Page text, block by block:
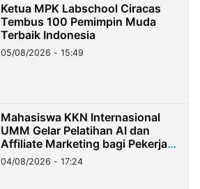
Ketua MPK Labschool Ciracas
Tembus 100 Pemimpin Muda
Terbaik Indonesia
05/08/2026 - 15:49
Mahasiswa KKN Internasional
UMM Gelar Pelatihan AI dan
Affiliate Marketing bagi Pekerja
Migran Indonesia di Taiwan
04/08/2026 - 17:24